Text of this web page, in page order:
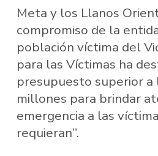
Meta y los Llanos
compromiso de la
población víctima del
para las Víctimas ha
presupuesto superior a
millones para brindar
emergencia a las
requieran”.